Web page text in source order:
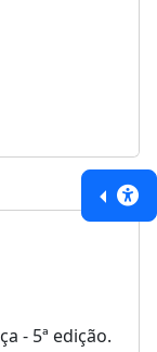
- 5ª edição.